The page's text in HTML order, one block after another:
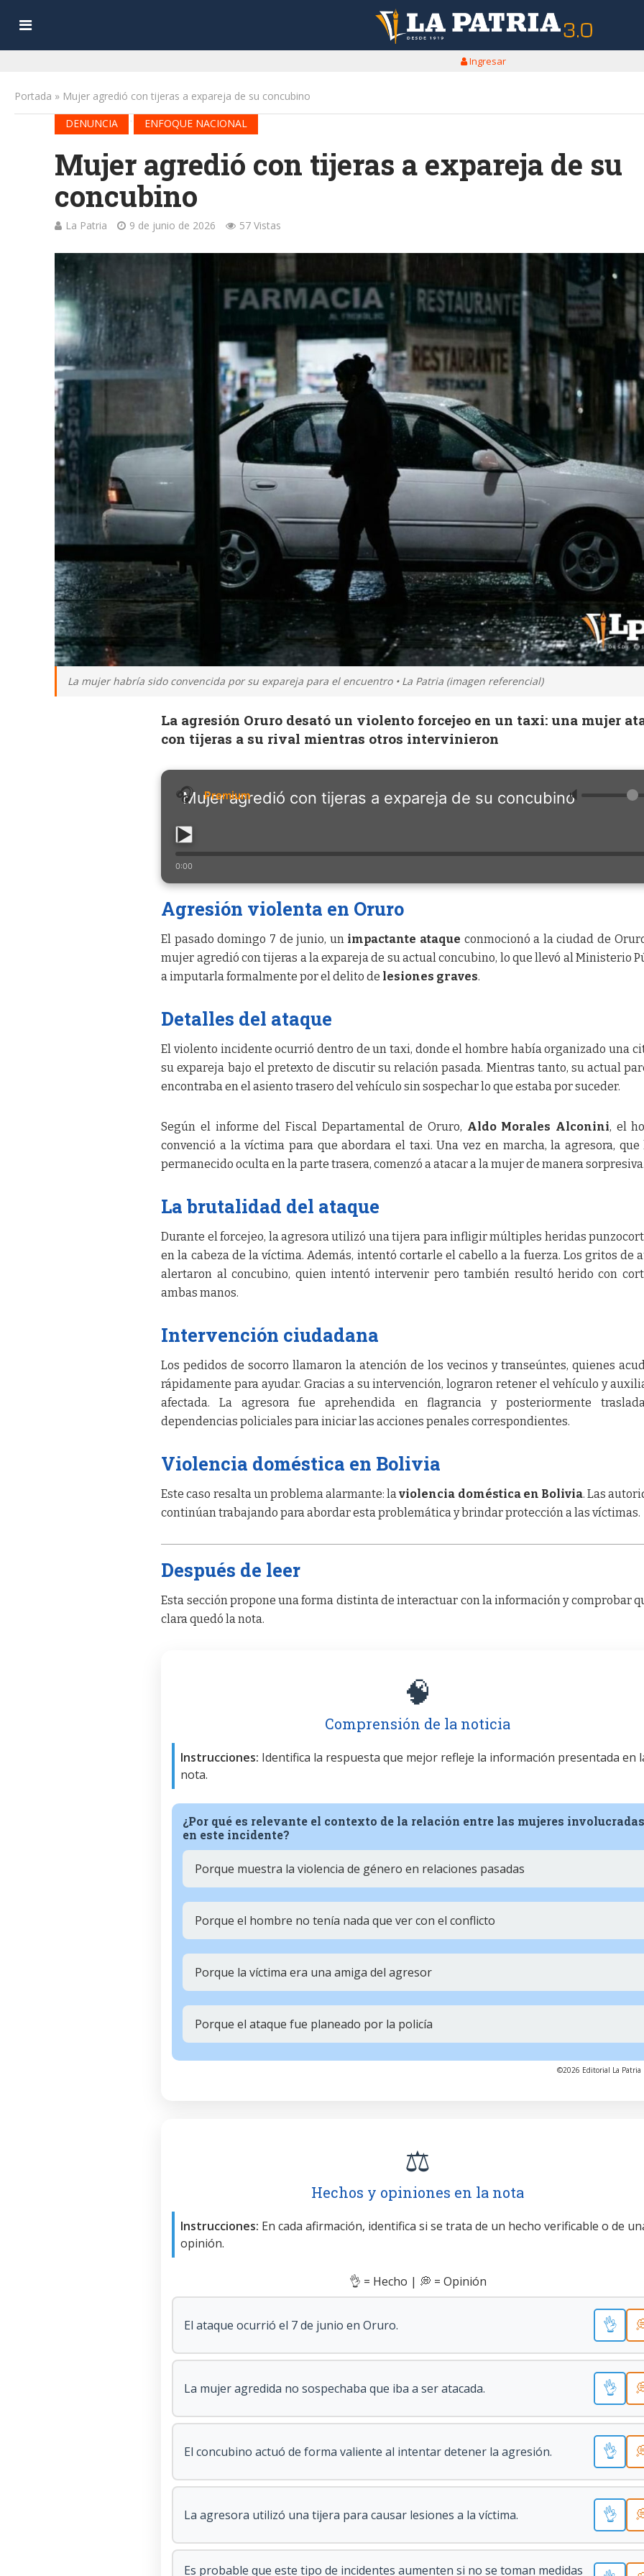
Ingresar
Portada » Mujer agredió con tijeras a expareja de su concubino
DENUNCIA
ENFOQUE NACIONAL
Mujer agredió con tijeras a expareja de su
concubino
La Patria 9 de junio de 2026 57 Vistas
La mujer habría sido convencida por su expareja para el encuentro • La Patria (imagen referencial)
La agresión Oruro desató un violento forcejeo en un taxi: una mujer
con tijeras a su rival mientras otros intervinieron
Mujer agredió con tijeras a expareja de su concubino🔈
0:00
Agresión violenta en Oruro
El pasado domingo 7 de junio, un impactante ataque conmocionó a la ciudad de
mujer agredió con tijeras a la expareja de su actual concubino, lo que llevó al Ministerio
a imputarla formalmente por el delito de lesiones graves.
Detalles del ataque
El violento incidente ocurrió dentro de un taxi, donde el hombre había organizado una
su expareja bajo el pretexto de discutir su relación pasada. Mientras tanto, su actual
encontraba en el asiento trasero del vehículo sin sospechar lo que estaba por suceder.
Según el informe del Fiscal Departamental de Oruro, Aldo Morales Alconini, el
convenció a la víctima para que abordara el taxi. Una vez en marcha, la agresora, que
permanecido oculta en la parte trasera, comenzó a atacar a la mujer de manera
La brutalidad del ataque
Durante el forcejeo, la agresora utilizó una tijera para infligir múltiples heridas
en la cabeza de la víctima. Además, intentó cortarle el cabello a la fuerza. Los gritos de
alertaron al concubino, quien intentó intervenir pero también resultó herido con
ambas manos.
Intervención ciudadana
Los pedidos de socorro llamaron la atención de los vecinos y transeúntes, quienes
rápidamente para ayudar. Gracias a su intervención, lograron retener el vehículo y
afectada. La agresora fue aprehendida en flagrancia y posteriormente
dependencias policiales para iniciar las acciones penales correspondientes.
Violencia doméstica en Bolivia
Este caso resalta un problema alarmante: laviolencia doméstica en Bolivia. Las
continúan trabajando para abordar esta problemática y brindar protección a las víctimas.
Después de leer
Esta sección propone una forma distinta de interactuar con la información y comprobar
clara quedó la nota.
🧠
Comprensión de la noticia
Instrucciones: Identifica la respuesta que mejor refleje la información presentada en
nota.
¿Por qué es relevante el contexto de la relación entre las mujeres
en este incidente?
Porque muestra la violencia de género en relaciones pasadas
Porque el hombre no tenía nada que ver con el conflicto
Porque la víctima era una amiga del agresor
Porque el ataque fue planeado por la policía
©2026 Editorial La Patria
⚖️
Hechos y opiniones en la nota
Instrucciones: En cada afirmación, identifica si se trata de un hecho verificable o de
opinión.
👌 = Hecho | 💭 = Opinión
El ataque ocurrió el 7 de junio en Oruro. 👌
La mujer agredida no sospechaba que iba a ser atacada. 👌
El concubino actuó de forma valiente al intentar detener la agresión. 👌
La agresora utilizó una tijera para causar lesiones a la víctima. 👌
Es probable que este tipo de incidentes aumenten si no se toman medidas